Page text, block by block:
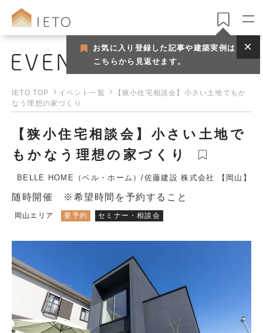
お気に入り登録した記事や建築実例は
こちらから見返せます。
イベント
IETO TOP イベント一覧
【狭小住宅相談会】小さい土地でもか
なう理想の家づくり
【狭小住宅相談会】小さい土地で
もかなう理想の家づくり
BELLE HOME（ベル・ホーム）/佐藤建設 株式会社 【岡山】
随時開催 ※希望時間を予約すること
岡山エリア 要予約 セミナー・相談会